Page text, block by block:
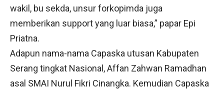
wakil, bu sekda, unsur forkopimda juga
memberikan support yang luar biasa,” papar Epi
Priatna.
Adapun nama-nama Capaska utusan Kabupaten
Serang tingkat Nasional, Affan Zahwan Ramadhan
asal SMAI Nurul Fikri Cinangka. Kemudian Capaska